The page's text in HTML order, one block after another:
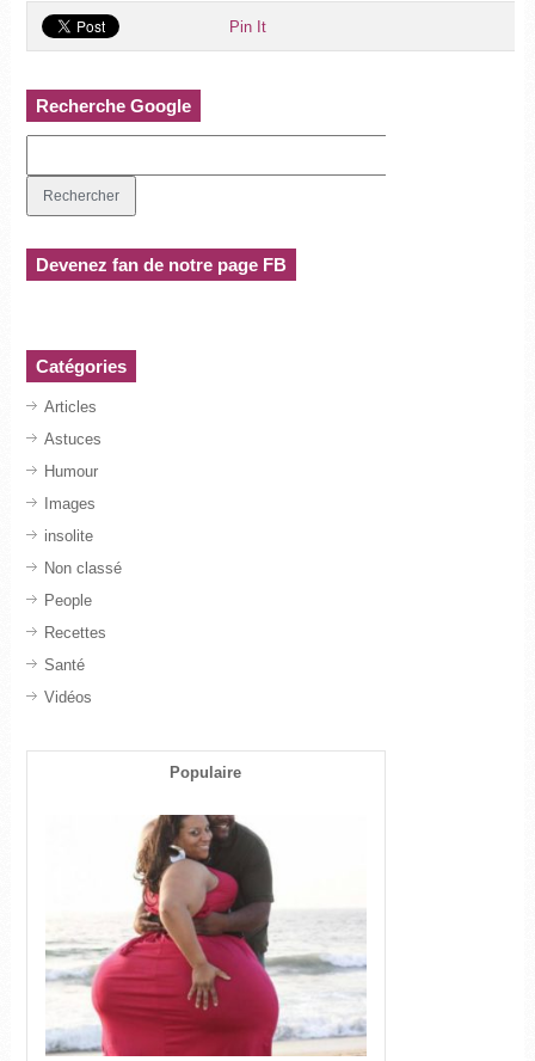
Pin It
Recherche Google
Devenez fan de notre page FB
Catégories
Articles
Astuces
Humour
Images
insolite
Non classé
People
Recettes
Santé
Vidéos
Populaire